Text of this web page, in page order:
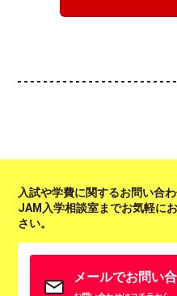
入試や学費に関するお問い合
JAM入学相談室までお気軽に
さい。
メールでお問い